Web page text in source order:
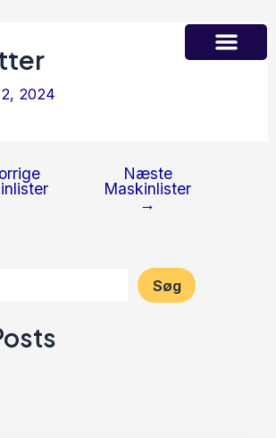
Børsting A/S
2024
Næste
Maskinlister
→
Søg